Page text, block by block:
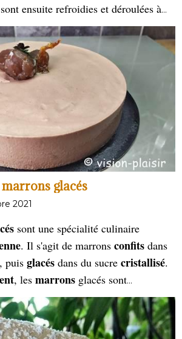
ensuite refroidies et déroulées à
plus de couches. Ce processus
fois, ce qui donne une pâte
de couches délicates et
recette est une recette très délicate
Mais avec un peu de courage et de
surpris par sa qualité.
glacés
2021
sont une spécialité culinaire
. Il s'agit de marrons confits dans
puis glacés dans du sucre cristallisé.
, les marrons glacés sont
pendant lesfêtesde fin d'année,
appréciés tout au long del'année.
marrons glacés est assez complexe